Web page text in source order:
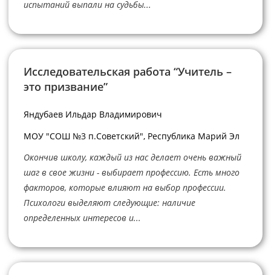
испытаний выпали на судьбы...
Исследовательская работа “Учитель –
это призвание”
Яндубаев Ильдар Владимирович
МОУ "СОШ №3 п.Советский", Республика Марий Эл
Окончив школу, каждый из нас делает очень важный
шаг в свое жизни - выбирает профессию. Есть много
факторов, которые влияют на выбор профессии.
Психологи выделяют следующие: наличие
определенных интересов и...